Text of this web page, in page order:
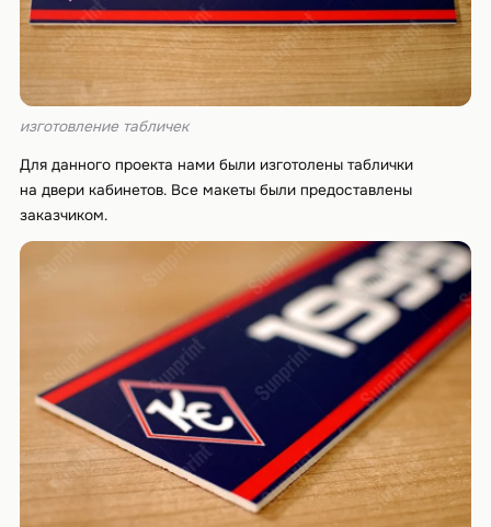
изготовление табличек
Для данного проекта нами были изготолены таблички
на двери кабинетов. Все макеты были предоставлены
заказчиком.